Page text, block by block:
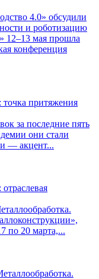
4.0» обсудили
и роботизацию
12–13 мая прошла
конференция
точка притяжения
за последние пять
они стали
— акцент...
по 20 марта,...